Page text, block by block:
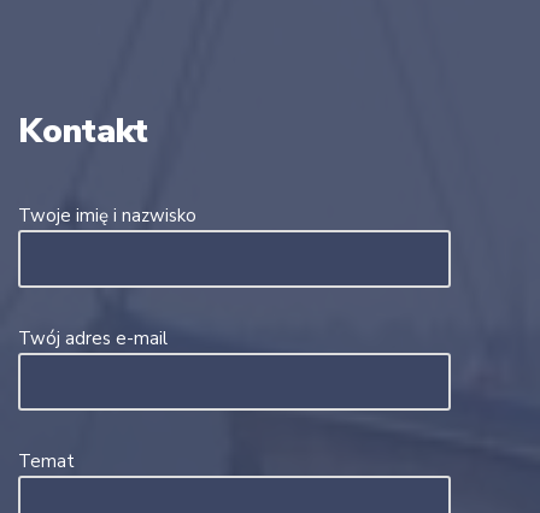
Kontakt
Twoje imię i nazwisko
Twój adres e-mail
Temat